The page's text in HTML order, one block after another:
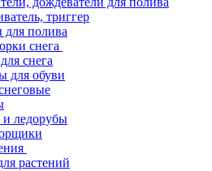
триггер
полива
снега
снега
для обуви
ледорубы
растений